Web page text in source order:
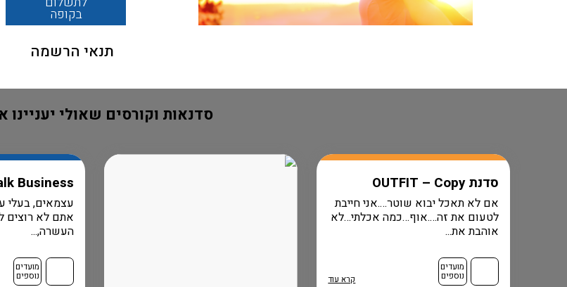
בקופה
תנאי הרשמה
סדנאות וקורסים שאולי יעניינו
סדנת OUTFIT – Copy
אם לא תאכל יבוא שוטר….אני חייבת
לטעום את זה….אוף…כמה אכלתי…לא
אוהבת את...
מועדים
נוספים קרא עוד
Business
עצמאים, בעלי
אתם לא
העשרה,...
מועדים
נוספים